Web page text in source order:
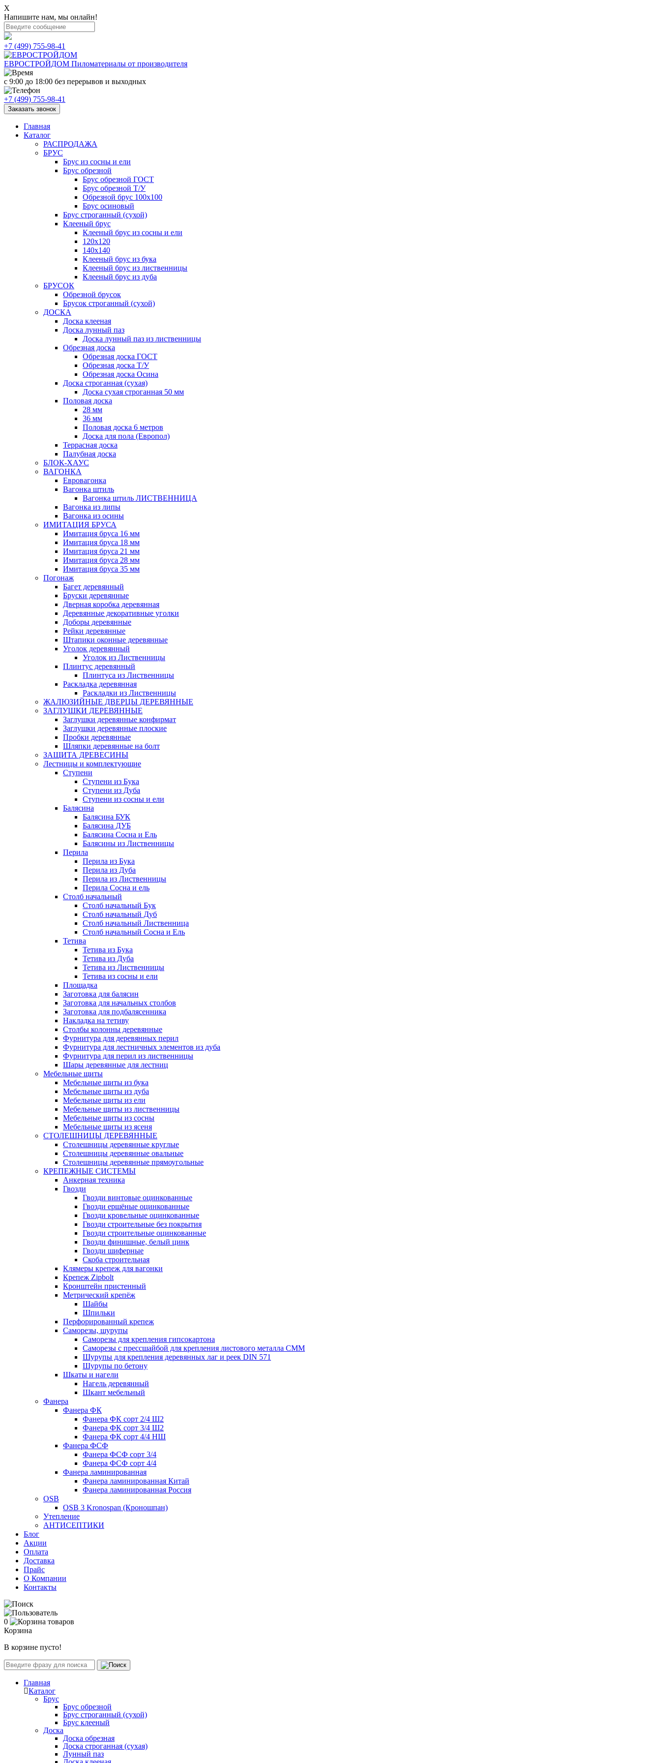
X
Напишите нам, мы онлайн!
+7 (499) 755-98-41
ЕВРОСТРОЙДОМ Пиломатериалы от производителя
с 9:00 до 18:00 без перерывов и выходных
+7 (499) 755-98-41
Заказать звонок
Главная
Каталог
РАСПРОДАЖА
БРУС
Брус из сосны и ели
Брус обрезной
Брус обрезной ГОСТ
Брус обрезной Т/У
Обрезной брус 100х100
Брус осиновый
Брус строганный (сухой)
Клееный брус
Клееный брус из сосны и ели
120х120
140х140
Клееный брус из бука
Клееный брус из лиственницы
Клееный брус из дуба
БРУСОК
Обрезной брусок
Брусок строганный (сухой)
ДОСКА
Доска клееная
Доска лунный паз
Доска лунный паз из лиственницы
Обрезная доска
Обрезная доска ГОСТ
Обрезная доска Т/У
Обрезная доска Осина
Доска строганная (сухая)
Доска сухая строганная 50 мм
Половая доска
28 мм
36 мм
Половая доска 6 метров
Доска для пола (Европол)
Террасная доска
Палубная доска
БЛОК-ХАУС
ВАГОНКА
Евровагонка
Вагонка штиль
Вагонка штиль ЛИСТВЕННИЦА
Вагонка из липы
Вагонка из осины
ИМИТАЦИЯ БРУСА
Имитация бруса 16 мм
Имитация бруса 18 мм
Имитация бруса 21 мм
Имитация бруса 28 мм
Имитация бруса 35 мм
Погонаж
Багет деревянный
Бруски деревянные
Дверная коробка деревянная
Деревянные декоративные уголки
Доборы деревянные
Рейки деревянные
Штапики оконные деревянные
Уголок деревянный
Уголок из Лиственницы
Плинтус деревянный
Плинтуса из Лиственницы
Раскладка деревянная
Раскладки из Лиственницы
ЖАЛЮЗИЙНЫЕ ДВЕРЦЫ ДЕРЕВЯННЫЕ
ЗАГЛУШКИ ДЕРЕВЯННЫЕ
Заглушки деревянные конфирмат
Заглушки деревянные плоские
Пробки деревянные
Шляпки деревянные на болт
ЗАЩИТА ДРЕВЕСИНЫ
Лестницы и комплектующие
Ступени
Ступени из Бука
Ступени из Дуба
Ступени из сосны и ели
Балясина
Балясина БУК
Балясина ДУБ
Балясина Сосна и Ель
Балясины из Лиственницы
Перила
Перила из Бука
Перила из Дуба
Перила из Лиственницы
Перила Сосна и ель
Столб начальный
Столб начальный Бук
Столб начальный Дуб
Столб начальный Лиственница
Столб начальный Сосна и Ель
Тетива
Тетива из Бука
Тетива из Дуба
Тетива из Лиственницы
Тетива из сосны и ели
Площадка
Заготовка для балясин
Заготовка для начальных столбов
Заготовка для подбалясенника
Накладка на тетиву
Столбы колонны деревянные
Фурнитура для деревянных перил
Фурнитура для лестничных элементов из дуба
Фурнитура для перил из лиственницы
Шары деревянные для лестниц
Мебельные щиты
Мебельные щиты из бука
Мебельные щиты из дуба
Мебельные щиты из ели
Мебельные щиты из лиственницы
Мебельные щиты из сосны
Мебельные щиты из ясеня
СТОЛЕШНИЦЫ ДЕРЕВЯННЫЕ
Столешницы деревянные круглые
Столешницы деревянные овальные
Столешницы деревянные прямоугольные
КРЕПЕЖНЫЕ СИСТЕМЫ
Анкерная техника
Гвозди
Гвозди винтовые оцинкованные
Гвозди ершёные оцинкованные
Гвозди кровельные оцинкованные
Гвозди строительные без покрытия
Гвозди строительные оцинкованные
Гвозди финишные, белый цинк
Гвозди шиферные
Скоба строительная
Клямеры крепеж для вагонки
Крепеж Zipbolt
Кронштейн пристенный
Метрический крепёж
Шайбы
Шпильки
Перфорированный крепеж
Саморезы, шурупы
Саморезы для крепления гипсокартона
Саморезы с прессшайбой для крепления листового металла СММ
Шурупы для крепления деревянных лаг и реек DIN 571
Шурупы по бетону
Шкаты и нагели
Нагель деревянный
Шкант мебельный
Фанера
Фанера ФК
Фанера ФК сорт 2/4 Ш2
Фанера ФК сорт 3/4 Ш2
Фанера ФК сорт 4/4 НШ
Фанера ФСФ
Фанера ФСФ сорт 3/4
Фанера ФСФ сорт 4/4
Фанера ламинированная
Фанера ламинированная Китай
Фанера ламинированная Россия
OSB
OSB 3 Kronospan (Кроношпан)
Утепление
АНТИСЕПТИКИ
Блог
Акции
Оплата
Доставка
Прайс
О Компании
Контакты
0
Корзина
В корзине пусто!
Главная
Каталог
Брус
Брус обрезной
Брус строганный (сухой)
Брус клееный
Доска
Доска обрезная
Доска строганная (сухая)
Лунный паз